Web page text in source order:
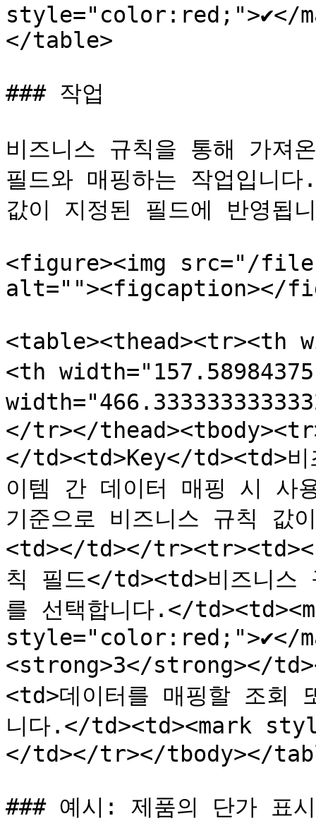
style="color:red;">✔</
</table>
### 작업
비즈니스 규칙을 통해 가져
필드와 매핑하는 작업입니
값이 지정된 필드에 반영됩
<figure><img src="/files/
alt=""><figcaption></
<table><thead><tr><th
<th
</tr></
</td><td>Key</td><td>비
이템 간 데이터 매핑 시 사
기준으로 비즈니스 규칙 값
<td></td></
칙 필드</td><td>비즈니스
를 선택합니다.</
style="color:red;">✔</
<strong>3</strong></
<td>데이터를 매핑할 조회
니다.</td><td><mark
</td></tr></tbody></
### 예시: 제품의 단가 표시